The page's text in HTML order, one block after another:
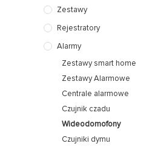
Zestawy
Rejestratory
Alarmy
Zestawy smart home
Zestawy Alarmowe
Centrale alarmowe
Czujnik czadu
Wideodomofony
Czujniki dymu